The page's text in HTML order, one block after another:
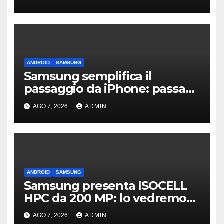
ANDROID SAMSUNG
Samsung semplifica il
passaggio da iPhone: passa
WhatsApp e c’è l’assistenza
AGO 7, 2026 ADMIN
ANDROID SAMSUNG
Samsung presenta ISOCELL
HPC da 200 MP: lo vedremo
sui Galaxy S27?
AGO 7, 2026 ADMIN